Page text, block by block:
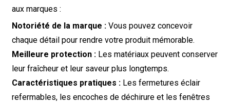
aux marques :
Notoriété de la marque :Vous pouvez concevoir
chaque détail pour rendre votre produit mémorable.
Meilleure protection :Les matériaux peuvent conserver
leur fraîcheur et leur saveur plus longtemps.
Caractéristiques pratiques :Les fermetures éclair
refermables, les encoches de déchirure et les fenêtres